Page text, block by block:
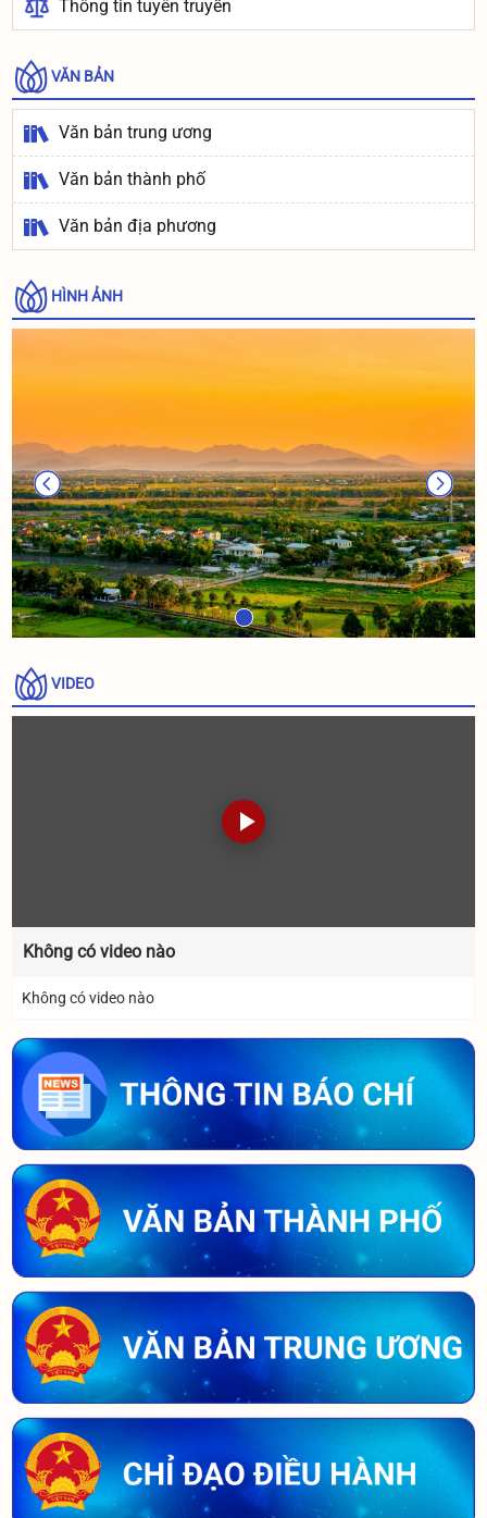
Thông tin tuyên truyền
VĂN BẢN
Văn bản trung ương
Văn bản thành phố
Văn bản địa phương
HÌNH ẢNH
VIDEO
Không có video nào
Không có video nào